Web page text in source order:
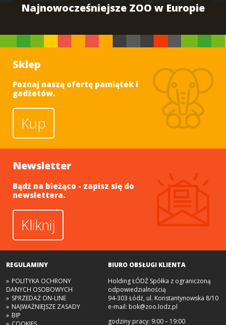
Najnowocześniejsze ZOO w Europie
Sklep
Poznaj naszą ofertę pamiątek i
gadżetów.
Kup
Newsletter
Bądź na bieżąco - zapisz się do
newslettera.
Kliknij
REGULAMINY
POLITYKA OCHRONY
DANYCH OSOBOWYCH
SPRZEDAŻ ON-LINE
NAJWAŻNIEJSZE ZASADY
BIP
BIURO OBSŁUGI KLIENTA
Holding ŁÓDŹ Spółka z ograniczoną
odpowiedzialnością
94-303 Łódź, ul. Konstantynowska 8/10
e-mail: bok@zoo.lodz.pl
godziny pracy: 9:00 – 19:00